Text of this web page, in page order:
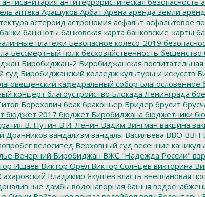
аптека Арашуков Арбат Арена аренда земли
астероид астрономия асфальт асфальтовое
банки банкноты банковская карта банковские_карты
платежи Безопасное колесо-2019
Бессмертный полк бесхозяйственность бешенство
Биробиджан-2 Биробиджанская
суд Биробиджанский колледж культуры и искусств
кафедральный собор Благословенное
концерт благоустройство Блокада Ленинграда
Борохович брак браконьер Бридер брусит
бюджет 2017 бюджет Биробиджана бюджетники
В. Путин В.И. Ленин Вадим Зингман вакцина
Дранников вандализм вандалы Васильева ВВО ВВП
велосипед Верховный суд весенние каникулы
Вечерний Биробиджан ВЖС "Надежда России"
Ишаев Виктор Орёл Виктор Солнцев викторина
Владимир Якушев власть внеплановая
дамбы водонапорная башня